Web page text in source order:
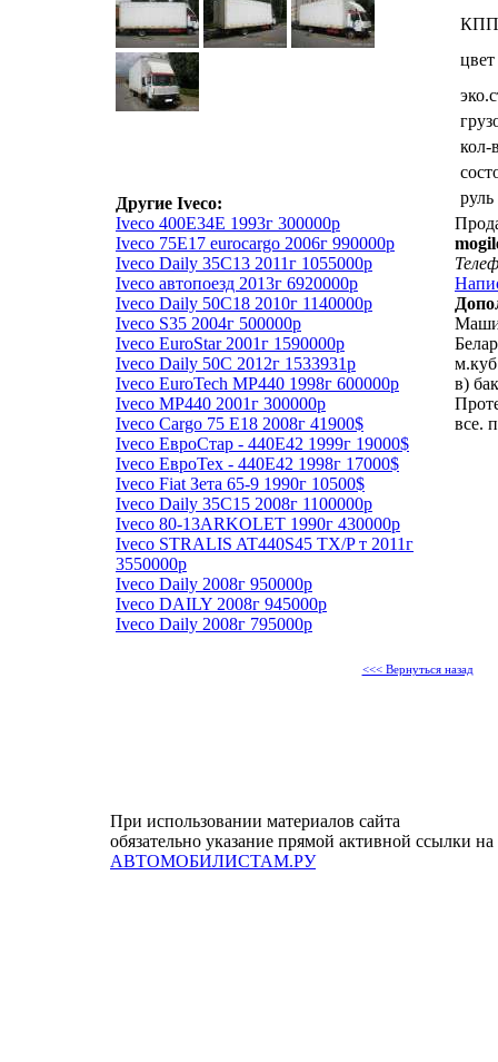
Другие Iveco:
Iveco 400Е34Е 1993г 300000р
Iveco 75E17 eurocargo 2006г 990000р
Iveco Daily 35C13 2011г 1055000р
Iveco автопоезд 2013г 6920000р
Iveco Daily 50C18 2010г 1140000р
Iveco S35 2004г 500000р
Iveco EuroStar 2001г 1590000р
Iveco Daily 50C 2012г 1533931р
Iveco EuroTech MP440 1998г 600000р
Iveco MP440 2001г 300000р
Iveco Cargo 75 Е18 2008г 41900$
Iveco ЕвроСтар - 440Е42 1999г 19000$
Iveco ЕвроТех - 440Е42 1998г 17000$
Iveco Fiat Зета 65-9 1990г 10500$
Iveco Daily 35C15 2008г 1100000р
Iveco 80-13ARKOLET 1990г 430000р
Iveco STRALIS AT440S45 TX/P т 2011г
3550000р
Iveco Daily 2008г 950000р
Iveco DAILY 2008г 945000р
Iveco Daily 2008г 795000р
КПП
цвет
кол-
руль
в)
все.
<<< Вернуться назад
При использовании материалов сайта
обязательно указание прямой активной ссылки на
АВТОМОБИЛИСТАМ.РУ